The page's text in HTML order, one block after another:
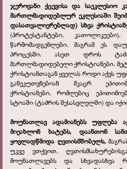
ჯეროვანი ქცევისა და საეკლესიო
მართლმადიდებლურ ეკლესიაში
დასათვალიერებლად) სხვა
(პროტესტანტები,
წარმომადგენლები. მაგრამ ეს
პროცესში. ასეთ დროს
მართლმადიდებელი ქრისტიანები.
ქრისტიანთაგან ყველას როდი აქვს
განეკუთვნებიან მკაცრ
ქრისტიანები, რომლებიც
სტოაში (ტაძრის შესასვლელში) და
მოუნათლავ ადამიანებს უფლება
მიეახლონ ხატებს, დაანთონ
ყოვლადწმიდა ღვთისმშობელს,
უკვე ვთქვით,
მოუნათლავებს და სხვადასხვა